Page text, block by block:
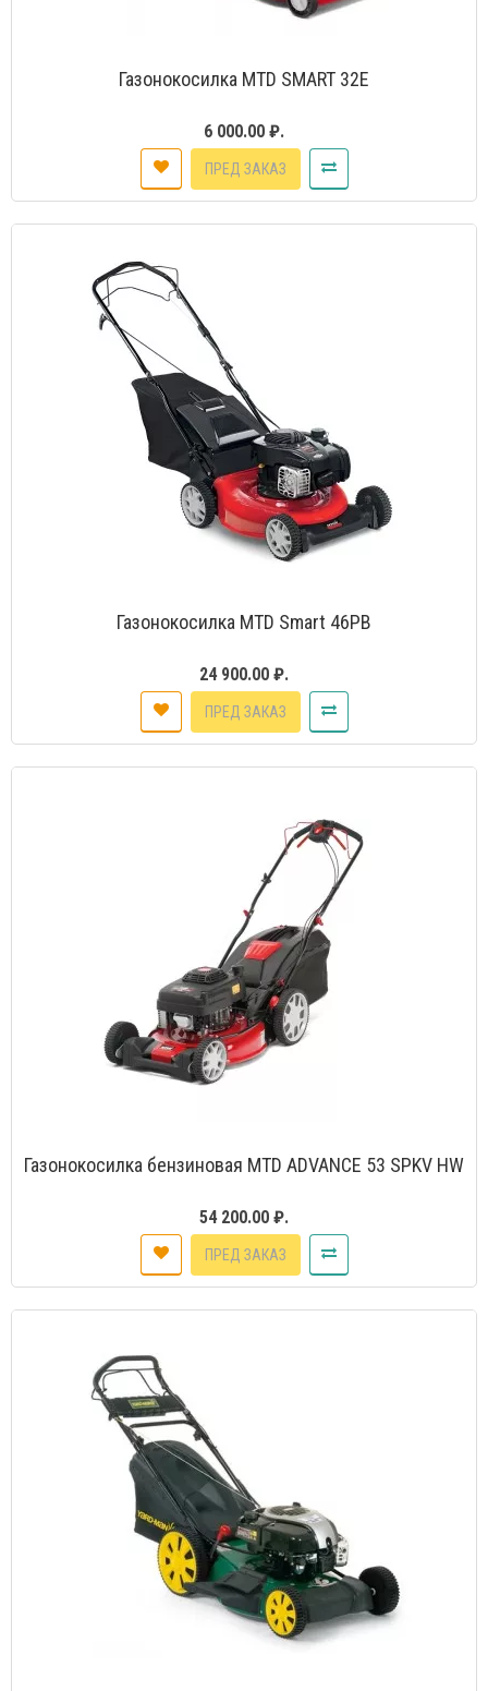
Газонокосилка MTD SMART 32Е
6 000.00 ₽.
ПРЕД ЗАКАЗ
Газонокосилка MTD Smart 46PB
24 900.00 ₽.
ПРЕД ЗАКАЗ
Газонокосилка бензиновая MTD ADVANCE 53 SPKV HW
54 200.00 ₽.
ПРЕД ЗАКАЗ